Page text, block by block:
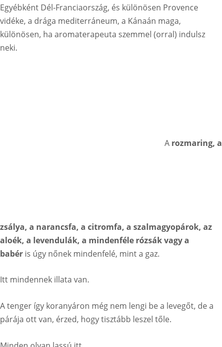
Egyébként Dél-Franciaország, és különösen Provence
vidéke, a drága mediterráneum, a Kánaán maga,
különösen, ha aromaterapeuta szemmel (orral) indulsz
neki.
A rozmaring, a
zsálya, a narancsfa, a citromfa, a szalmagyopárok, az
aloék, a levendulák, a mindenféle rózsák vagy a
babér is úgy nőnek mindenfelé, mint a gaz.
Itt mindennek illata van.
A tenger így koranyáron még nem lengi be a levegőt, de a
párája ott van, érzed, hogy tisztább leszel tőle.